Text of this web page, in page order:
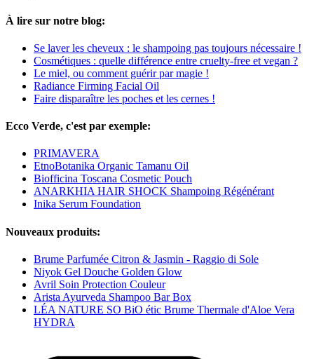
À lire sur notre blog:
Se laver les cheveux : le shampoing pas toujours nécessaire !
Cosmétiques : quelle différence entre cruelty-free et vegan ?
Le miel, ou comment guérir par magie !
Radiance Firming Facial Oil
Faire disparaître les poches et les cernes !
Ecco Verde, c'est par exemple:
PRIMAVERA
EtnoBotanika Organic Tamanu Oil
Biofficina Toscana Cosmetic Pouch
ANARKHIA HAIR SHOCK Shampoing Régénérant
Inika Serum Foundation
Nouveaux produits:
Brume Parfumée Citron & Jasmin - Raggio di Sole
Niyok Gel Douche Golden Glow
Avril Soin Protection Couleur
Arista Ayurveda Shampoo Bar Box
LÉA NATURE SO BiO étic Brume Thermale d'Aloe Vera
HYDRA